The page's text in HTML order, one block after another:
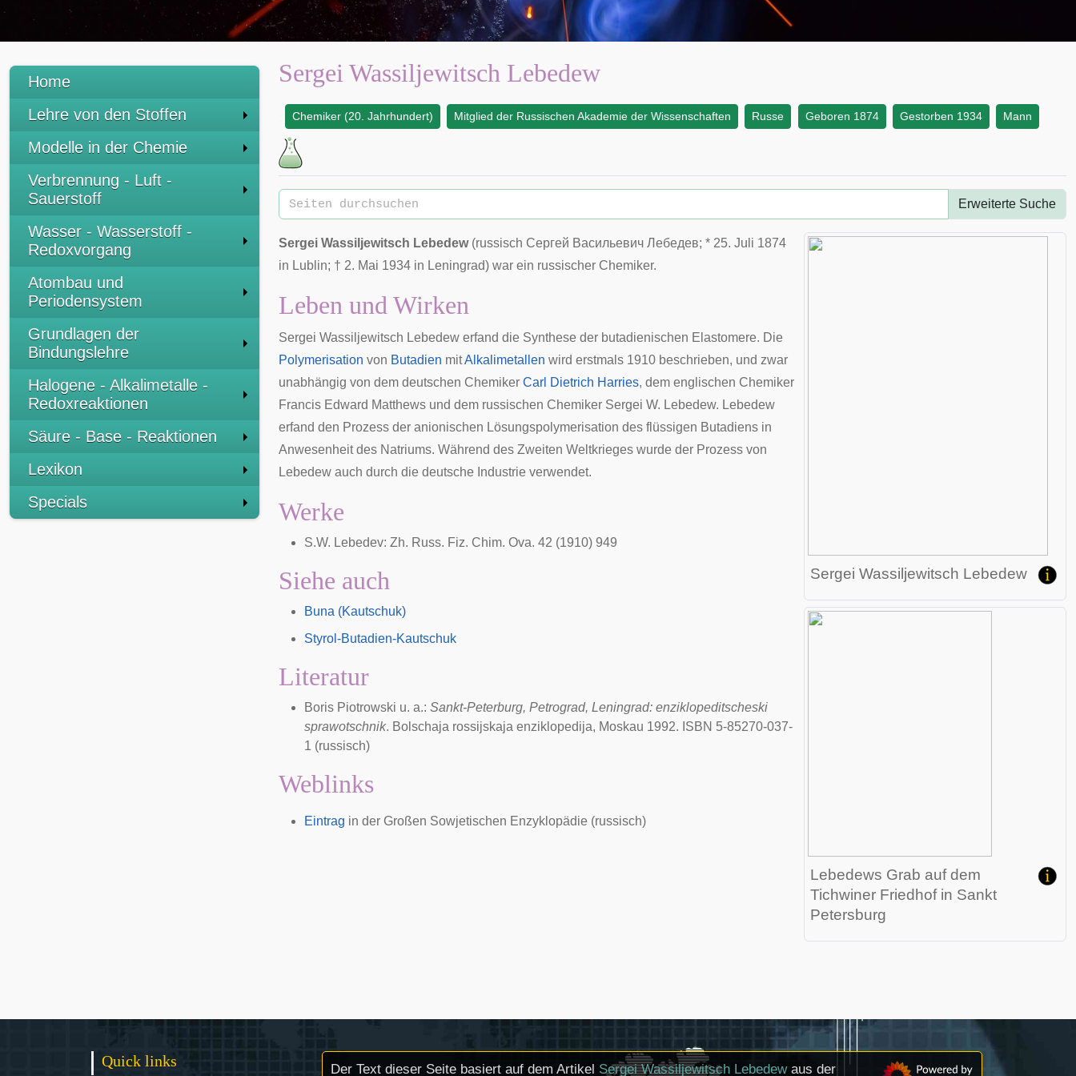
Home
Lehre von den Stoffen
Modelle in der Chemie
Verbrennung - Luft -
Sauerstoff
Wasser - Wasserstoff -
Redoxvorgang
Atombau und
Periodensystem
Grundlagen der
Bindungslehre
Halogene - Alkalimetalle -
Redoxreaktionen
Säure - Base - Reaktionen
Lexikon
Specials
Sergei Wassiljewitsch Lebedew
Chemiker (20. Jahrhundert) Mitglied der Russischen Akademie der Wissenschaften Russe Geboren 1874 Gestorben 1934 Mann
Erweiterte Suche
Sergei Wassiljewitsch Lebedew
Lebedews Grab auf dem
Tichwiner Friedhofin Sankt
Petersburg
Sergei Wassiljewitsch Lebedew(russisch Сергей Васильевич Лебедев; * 25. Juli 1874
in Lublin; † 2. Mai 1934 in Leningrad) war ein russischer Chemiker.
Leben und Wirken
Sergei Wassiljewitsch Lebedew erfand die Synthese der butadienischen Elastomere. Die
Polymerisation von Butadien mitAlkalimetallen wird erstmals 1910 beschrieben, und zwar
unabhängig von dem deutschen Chemiker Carl Dietrich Harries, dem englischen Chemiker
Francis Edward Matthews und dem russischen Chemiker Sergei W. Lebedew. Lebedew
erfand den Prozess der anionischen Lösungspolymerisation des flüssigen Butadiens in
Anwesenheit des Natriums. Während des Zweiten Weltkrieges wurde der Prozess von
Lebedew auch durch die deutsche Industrie verwendet.
Werke
S.W. Lebedev: Zh. Russ. Fiz. Chim. Ova. 42 (1910) 949
Siehe auch
Buna (Kautschuk)
Styrol-Butadien-Kautschuk
Literatur
Boris Piotrowski u. a.: Sankt-Peterburg, Petrograd, Leningrad: enziklopeditscheski
sprawotschnik. Bolschaja rossijskaja enziklopedija, Moskau 1992. ISBN 5-85270-037-
1 (russisch)
Weblinks
Eintrag in der Großen Sowjetischen Enzyklopädie (russisch)
Quick links Der Text dieser Seite basiert auf dem Artikel Sergei Wassiljewitsch Lebedewaus der